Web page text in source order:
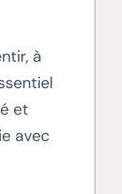
à
et
avec